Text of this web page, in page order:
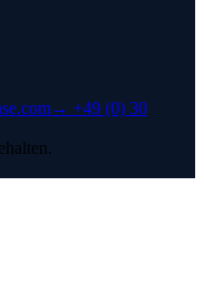
→ +49 (0) 30